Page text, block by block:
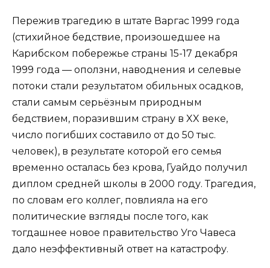
Пережив трагедию в штате Варгас 1999 года
(стихийное бедствие, произошедшее на
Карибском побережье страны 15-17 декабря
1999 года — оползни, наводнения и селевые
потоки стали результатом обильных осадков,
стали самым серьёзным природным
бедствием, поразившим страну в XX веке,
число погибших составило от до 50 тыс.
человек), в результате которой его семья
временно осталась без крова, Гуайдо получил
диплом средней школы в 2000 году. Трагедия,
по словам его коллег, повлияла на его
политические взгляды после того, как
тогдашнее новое правительство Уго Чавеса
дало неэффективный ответ на катастрофу.